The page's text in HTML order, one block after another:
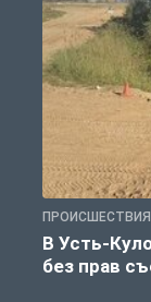
ПРОИСШЕСТВИЯ
В Усть-
без прав